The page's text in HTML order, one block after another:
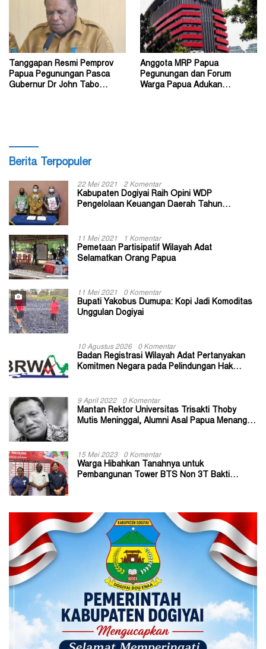
Tanggapan Resmi Pemprov
Papua Pegunungan Pasca
Gubernur Dr John Tabo
Anggota MRP Papua
Pegunungan dan Forum
Warga Papua Adukan
Berita Terpopuler
22 Mei 2021 2 Komentar
Kabupaten Dogiyai Raih Opini WDP
Pengelolaan Keuangan Daerah Tahun
11 Mei 2021 1 Komentar
Pemetaan Partisipatif Wilayah Adat
Selamatkan Orang Papua
11 Mei 2021 0 Komentar
Bupati Yakobus Dumupa: Kopi Jadi Komoditas
Unggulan Dogiyai
10 Agustus 2026 0 Komentar
Badan Registrasi Wilayah Adat Pertanyakan
Komitmen Negara pada Pelindungan Hak
9 April 2022 0 Komentar
Mantan Rektor Universitas Trisakti Thoby
Mutis Meninggal, Alumni Asal Papua Menangis:
15 Mei 2023 0 Komentar
Warga Hibahkan Tanahnya untuk
Pembangunan Tower BTS Non 3T Bakti